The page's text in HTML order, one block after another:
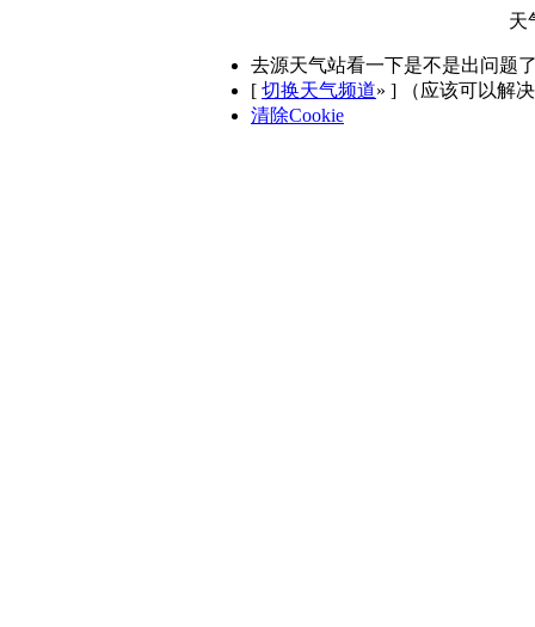
天
去源天气站看一下是不是出问题
[ 切换天气频道» ] （应该可以解
清除Cookie